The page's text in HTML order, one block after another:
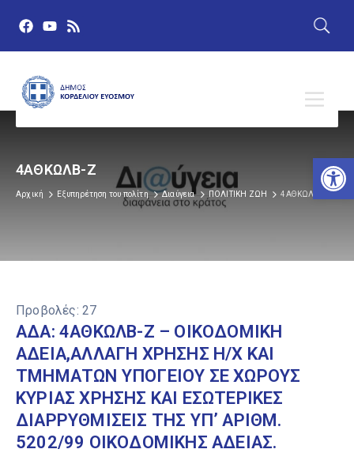
4ΑΘΚΩΛΒ-Ζ
Αρχική Εξυπηρέτηση του πολίτη Διαύγεια ΠΟΛΙΤΙΚΗ ΖΩΗ 4ΑΘΚΩΛΒ-Ζ
Προβολές: 27
ΑΔΑ: 4ΑΘΚΩΛΒ-Ζ – ΟΙΚΟΔΟΜΙΚΗ
ΑΔΕΙΑ,ΑΛΛΑΓΗ ΧΡΗΣΗΣ Η/Χ ΚΑΙ
ΤΜΗΜΑΤΩΝ ΥΠΟΓΕΙΟΥ ΣΕ ΧΩΡΟΥΣ
ΚΥΡΙΑΣ ΧΡΗΣΗΣ ΚΑΙ ΕΣΩΤΕΡΙΚΕΣ
ΔΙΑΡΡΥΘΜΙΣΕΙΣ ΤΗΣ ΥΠ’ ΑΡΙΘΜ.
5202/99 ΟΙΚΟΔΟΜΙΚΗΣ ΑΔΕΙΑΣ.